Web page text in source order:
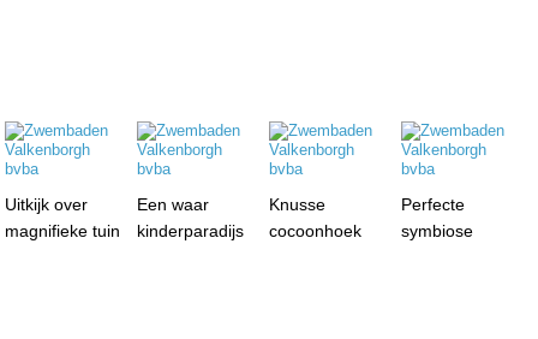
Uitkijk over
magnifieke tuin
Een waar
kinderparadijs
Knusse
cocoonhoek
Perfecte
symbiose